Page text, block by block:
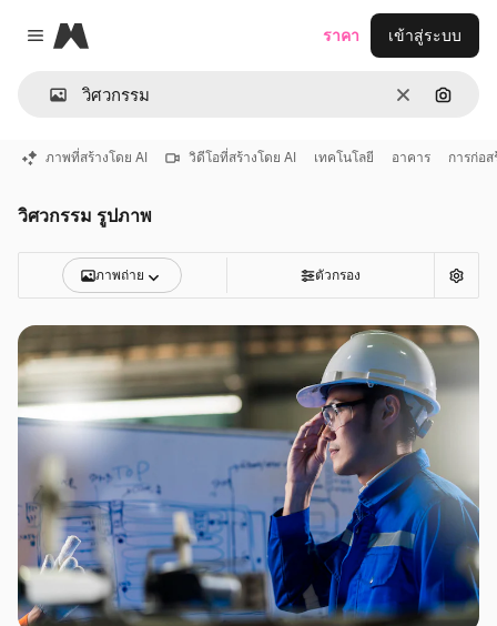
Close menu
Magnific
ชัดเจนค้นหา
ราคา เข้าสู่ระบบ
ภาพที่สร้างโดย AI วิดีโอที่สร้างโดย AI เทคโนโลยี อาคาร การก่อส
วิศวกรรม รูปภาพ
ภาพถ่าย ตัวกรอง